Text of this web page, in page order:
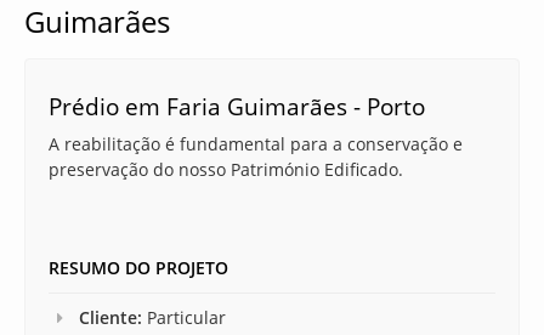
Guimarães
Prédio em Faria Guimarães - Porto
A reabilitação é fundamental para a conservação e
preservação do nosso Património Edificado.
RESUMO DO PROJETO
Cliente: Particular